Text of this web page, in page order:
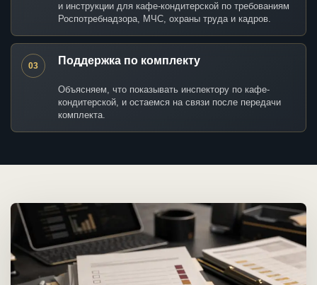
и инструкции для кафе-кондитерской по требованиям
Роспотребнадзора, МЧС, охраны труда и кадров.
03 Поддержка по комплекту
Объясняем, что показывать инспектору по кафе-
кондитерской, и остаемся на связи после передачи
комплекта.